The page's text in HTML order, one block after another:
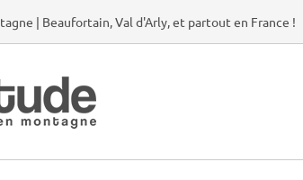
| Beaufortain, Val d'Arly, et partout en France !